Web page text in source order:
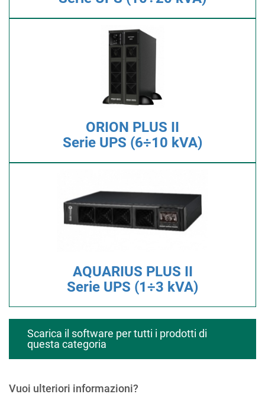
ORION PLUS II
Serie UPS (6÷10 kVA)
AQUARIUS PLUS II
Serie UPS (1÷3 kVA)
Scarica il software per tutti i prodotti di
questa categoria
Vuoi ulteriori informazioni?